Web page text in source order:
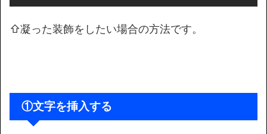
⇧凝った装飾をしたい場合の方法です。
①文字を挿入する